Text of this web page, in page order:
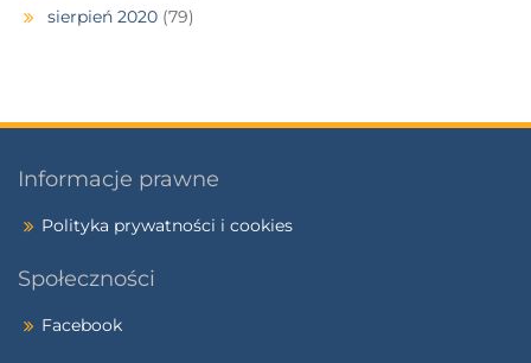
sierpień 2020 (79)
Informacje prawne
Polityka prywatności i cookies
Społeczności
Facebook